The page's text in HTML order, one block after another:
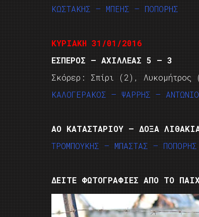
ΚΩΣΤΑΚΗΣ – ΜΠΕΗΣ – ΠΟΠΟΡΗΣ
ΚΥΡΙΑΚΗ 31/01/2016
ΕΣΠΕΡΟΣ – ΑΧΙΛΛΕΑΣ 5 – 3
Σκόρερ: Σπίρι (2),
ΚΑΛΟΓΕΡΑΚΟΣ – ΨΑΡΡΗΣ –
ΑΟ ΚΑΤΑΣΤΑΡΙΟΥ – ΔΟΞΑ
ΤΡΟΜΠΟΥΚΗΣ – ΜΠΑΣΤΑΣ – ΠΟΠΟΡΗΣ
ΔΕΙΤΕ ΦΩΤΟΓΡΑΦΙΕΣ ΑΠΟ ΤΟ